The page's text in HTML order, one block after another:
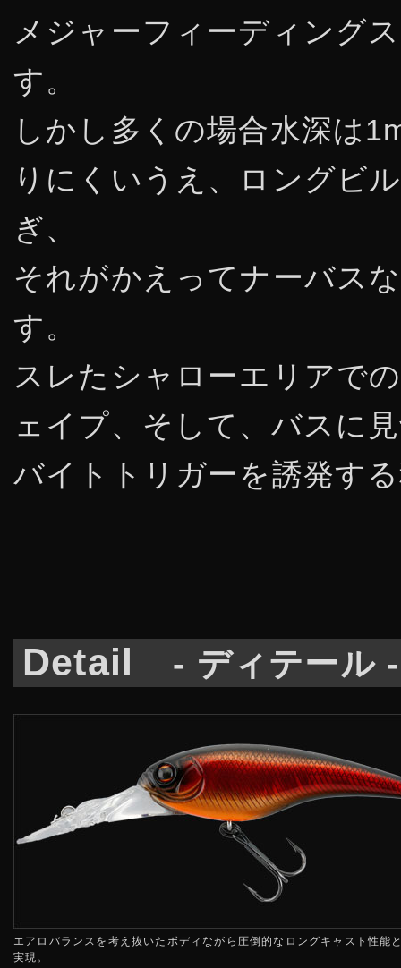
メジャーフィーディング
す。
しかし多くの場合水深は
りにくいうえ、ロングビ
ぎ、
それがかえってナーバス
す。
スレたシャローエリアで
ェイプ、そして、バスに
バイトトリガーを誘発す
Detail - ディテール -
エアロバランスを考え抜いたボディながら圧倒的なロングキャスト性能
実現。